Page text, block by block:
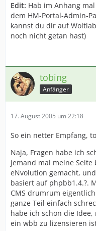
Edit: Hab im Anhang
dem HM-Portal-Admin-
kannst du dir auf
noch nicht getan hast)
tobing
Anfänger
17. August 2005 um 22:18
So ein netter Empfang,
Naja, Fragen habe ich
jemand mal meine
eNvolution gemacht,
basiert auf phpbb1.4.?.
CMS drumrum
ganze Teil einfach
habe ich schon die
ein wbb zu lizensieren